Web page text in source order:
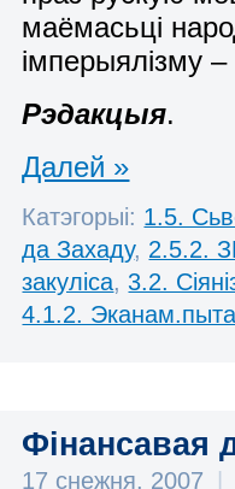
маёмасьці
імперыялізму –
Рэдакцыя.
Далей »
Катэгорыі: 1.5.
да Захаду, 2.5.2.
закуліса, 3.2.
4.1.2.
Фінансавая
17 снежня, 2007